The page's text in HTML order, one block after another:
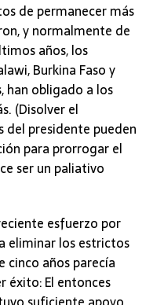
de permanecer más
y normalmente de
años, los
Burkina Faso y
han obligado a los
(Disolver el
del presidente pueden
para prorrogar el
ser un paliativo
esfuerzo por
eliminar los estrictos
años parecía
éxito: El entonces